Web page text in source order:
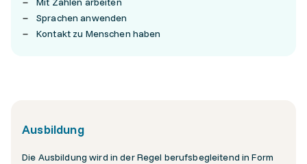
Sprachen anwenden
Kontakt zu Menschen haben
Ausbildung
Die Ausbildung wird in der Regel berufsbegleitend in Form